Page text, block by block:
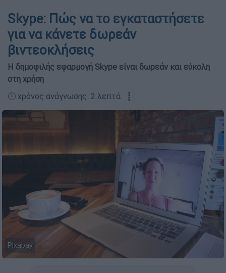
Skype: Πώς να το εγκαταστήσετε
για να κάνετε δωρεάν
βιντεοκλήσεις
H δημοφιλής εφαρμογή Skype είναι δωρεάν και εύκολη
στη χρήση
🕛 χρόνος ανάγνωσης: 2 λεπτά ┋
Pixabay